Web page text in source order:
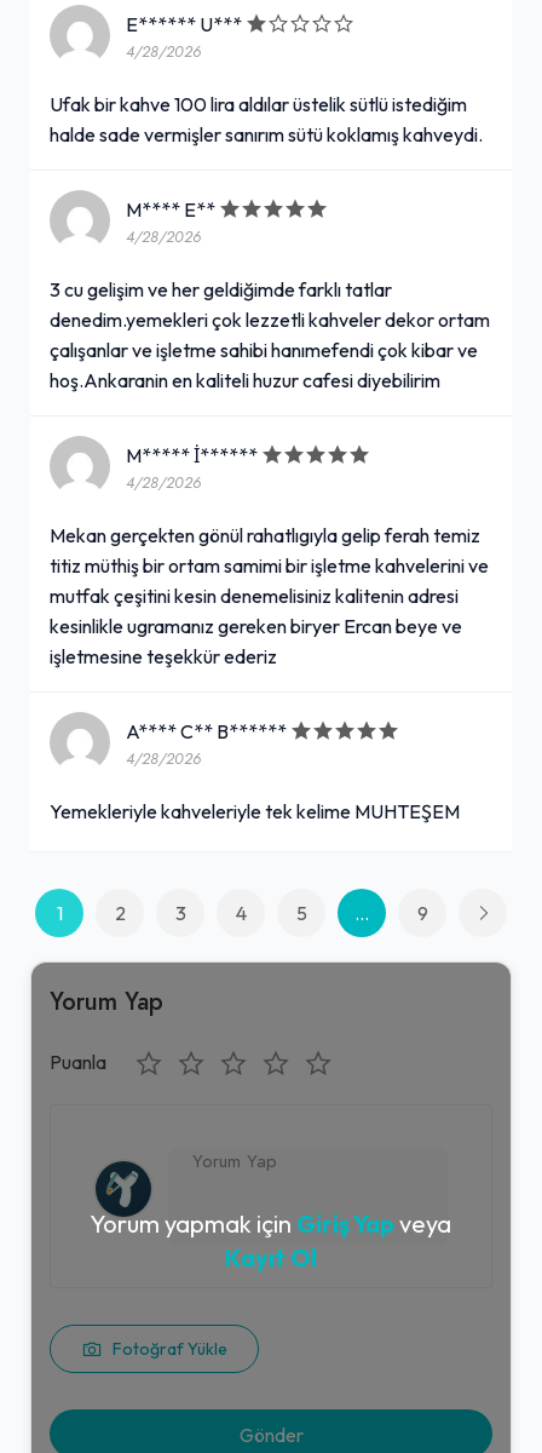
E****** U***
4/28/2026
Ufak bir kahve 100 lira aldılar üstelik sütlü istediğim
halde sade vermişler sanırım sütü koklamış kahveydi.
M**** E**
4/28/2026
3 cu gelişim ve her geldiğimde farklı tatlar
denedim.yemekleri çok lezzetli kahveler dekor ortam
çalışanlar ve işletme sahibi hanımefendi çok kibar ve
hoş.Ankaranin en kaliteli huzur cafesi diyebilirim
M***** İ******
4/28/2026
Mekan gerçekten gönül rahatlıgıyla gelip ferah temiz
titiz müthiş bir ortam samimi bir işletme kahvelerini ve
mutfak çeşitini kesin denemelisiniz kalitenin adresi
kesinlikle ugramanız gereken biryer Ercan beye ve
işletmesine teşekkür ederiz
A**** C** B******
4/28/2026
Yemekleriyle kahveleriyle tek kelime MUHTEŞEM
1 2 3 4 5 ... 9
Yorum Yap
Puanla
Fotoğraf Yükle
Yorum yapmak için Giriş Yap veya
Kayıt Ol